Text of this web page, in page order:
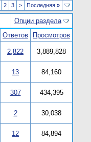
2 3 > Последняя »
Опции раздела
Ответов
Просмотров
2,822 3,889,828
13 84,160
307 434,395
2 30,038
12 84,894